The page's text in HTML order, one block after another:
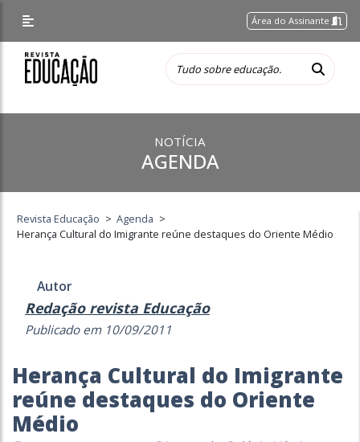
Área do Assinante
NOTÍCIA
AGENDA
Revista Educação > Agenda >
Herança Cultural do Imigrante reúne destaques do Oriente Médio
Autor
Redação revista Educação
Publicado em 10/09/2011
Herança Cultural do Imigrante
reúne destaques do Oriente
Médio